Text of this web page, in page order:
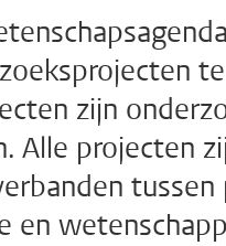
zijn
Alle projecten
en